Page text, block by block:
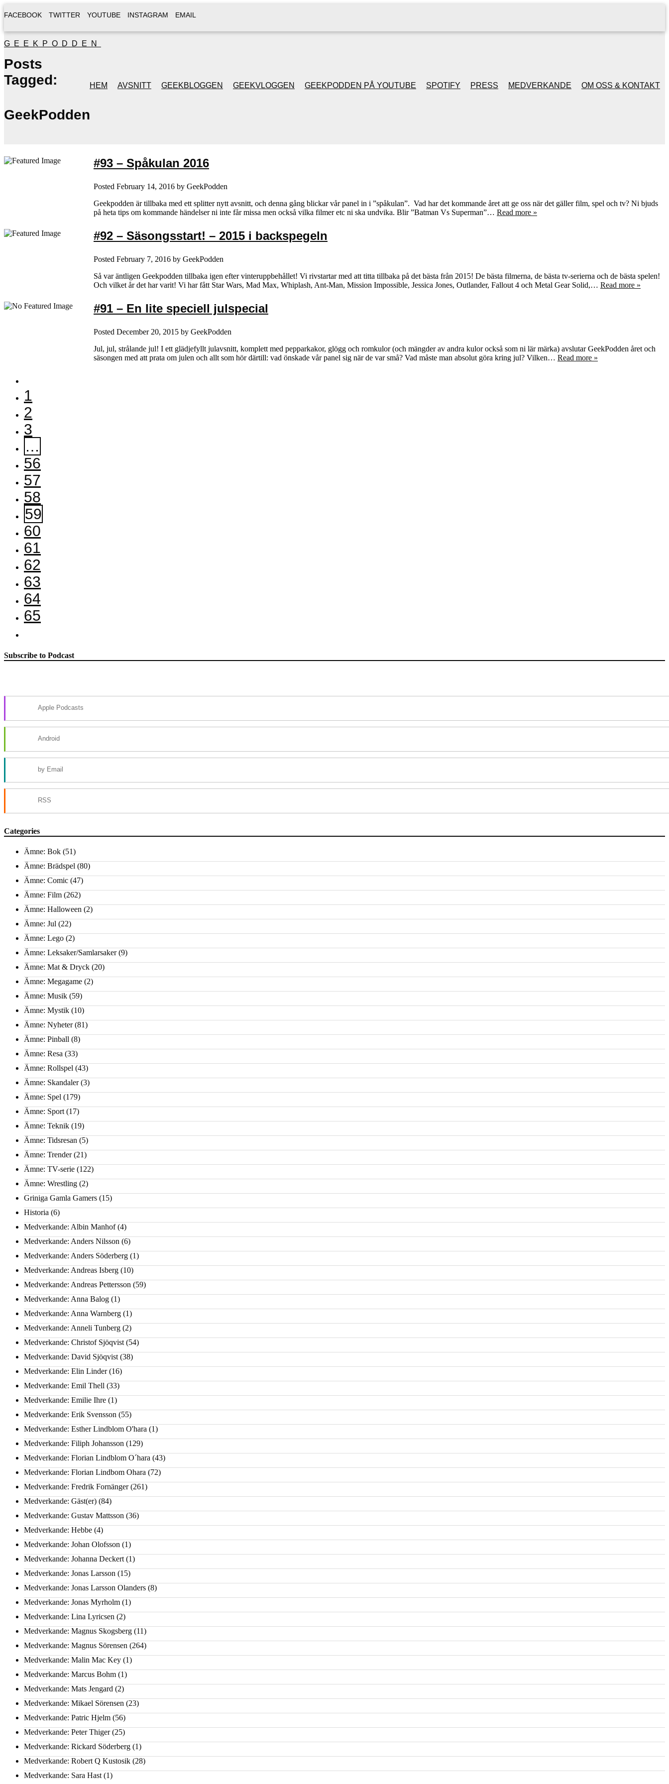
FACEBOOK TWITTER YOUTUBE INSTAGRAM EMAIL
GEEKPODDEN
HEM AVSNITT GEEKBLOGGEN GEEKVLOGGEN GEEKPODDEN PÅ YOUTUBE
JULSPECIALER 2013
SPOTIFY PRESS MEDVERKANDE OM OSS & KONTAKT
Posts
Tagged:
GeekPodden
#93 – Spåkulan 2016
Posted February 14, 2016 by GeekPodden
Geekpodden är tillbaka med ett splitter nytt avsnitt, och denna gång blickar vår panel in i ”spåkulan”. Vad har det kommande året att ge oss när det gäller film, spel och tv? Ni bjuds
på heta tips om kommande händelser ni inte får missa men också vilka filmer etc ni ska undvika. Blir ”Batman Vs Superman”… Read more »
#92 – Säsongsstart! – 2015 i backspegeln
Posted February 7, 2016 by GeekPodden
Så var äntligen Geekpodden tillbaka igen efter vinteruppbehållet! Vi rivstartar med att titta tillbaka på det bästa från 2015! De bästa filmerna, de bästa tv-serierna och de bästa spelen!
Och vilket år det har varit! Vi har fått Star Wars, Mad Max, Whiplash, Ant-Man, Mission Impossible, Jessica Jones, Outlander, Fallout 4 och Metal Gear Solid,… Read more »
#91 – En lite speciell julspecial
Posted December 20, 2015 by GeekPodden
Jul, jul, strålande jul! I ett glädjefyllt julavsnitt, komplett med pepparkakor, glögg och romkulor (och mängder av andra kulor också som ni lär märka) avslutar GeekPodden året och
säsongen med att prata om julen och allt som hör därtill: vad önskade vår panel sig när de var små? Vad måste man absolut göra kring jul? Vilken… Read more »
1
2
3
…
56
57
58
59
60
61
62
63
64
65
Subscribe to Podcast
Apple Podcasts
Android
by Email
RSS
Categories
Ämne: Bok (51)
Ämne: Brädspel (80)
Ämne: Comic (47)
Ämne: Film (262)
Ämne: Halloween (2)
Ämne: Jul (22)
Ämne: Lego (2)
Ämne: Leksaker/Samlarsaker(9)
Ämne: Mat & Dryck (20)
Ämne: Megagame (2)
Ämne: Musik (59)
Ämne: Mystik (10)
Ämne: Nyheter(81)
Ämne: Pinball (8)
Ämne: Resa (33)
Ämne: Rollspel (43)
Ämne: Skandaler(3)
Ämne: Spel (179)
Ämne: Sport (17)
Ämne: Teknik (19)
Ämne: Tidsresan (5)
Ämne: Trender(21)
Ämne: TV-serie (122)
Ämne: Wrestling (2)
Griniga Gamla Gamers (15)
Historia (6)
Medverkande: Albin Manhof(4)
Medverkande: Anders Nilsson (6)
Medverkande: Anders Söderberg (1)
Medverkande: Andreas Isberg (10)
Medverkande: Andreas Pettersson (59)
Medverkande: Anna Balog (1)
Medverkande: Anna Warnberg (1)
Medverkande: Anneli Tunberg (2)
Medverkande: Christof Sjöqvist (54)
Medverkande: David Sjöqvist (38)
Medverkande: Elin Linder(16)
Medverkande: Emil Thell (33)
Medverkande: Emilie Ihre (1)
Medverkande: Erik Svensson (55)
Medverkande: Esther Lindblom O'hara (1)
Medverkande: Filiph Johansson (129)
Medverkande: Florian Lindblom O´hara (43)
Medverkande: Florian Lindbom Ohara (72)
Medverkande: Fredrik Fornänger(261)
Medverkande: Gäst(er) (84)
Medverkande: Gustav Mattsson (36)
Medverkande: Hebbe (4)
Medverkande: Johan Olofsson (1)
Medverkande: Johanna Deckert (1)
Medverkande: Jonas Larsson (15)
Medverkande: Jonas Larsson Olanders (8)
Medverkande: Jonas Myrholm (1)
Medverkande: Lina Lyricsen (2)
Medverkande: Magnus Skogsberg (11)
Medverkande: Magnus Sörensen (264)
Medverkande: Malin Mac Key (1)
Medverkande: Marcus Bohm (1)
Medverkande: Mats Jengard (2)
Medverkande: Mikael Sörensen (23)
Medverkande: Patric Hjelm (56)
Medverkande: Peter Thiger(25)
Medverkande: Rickard Söderberg (1)
Medverkande: Robert Q Kustosik (28)
Medverkande: Sara Hast (1)